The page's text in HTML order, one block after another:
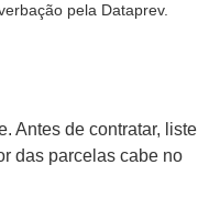
pela Dataprev.
Antes de contratar, liste
das parcelas cabe no